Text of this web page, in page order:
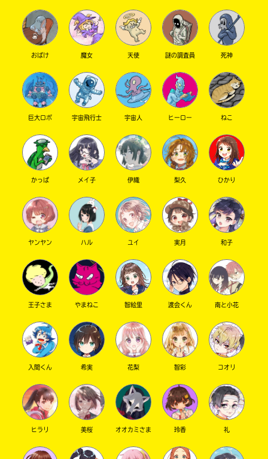
Loading ...
手作りチョコ、ぼくもたべたーい♪
【uiちゃんへ】
良いよ良いよ！ポプ友OK！
【恋バナ】
いますか？私は音楽の授業の時に、チェロを弾
いてるんですけど。（各クラス３人）一緒に弾
いてる男子がめっちゃ話しかけてくるんです。
さくら@桜はまだ咲かない さん ／ 女性 ／ 中学1年
2022.01.13 読まれてるよ !! わかる
おばけ 魔女 天使 謎の調査員 死神
巨大ロボ 宇宙飛行士 宇宙人 ヒーロー ねこ
かっぱ メイ子 伊織 梨久 ひかり
ヤンヤン ハル ユイ 実月 和子
王子さま やまねこ 智絵里 渡会くん 南と小花
入間くん 希実 花梨 智彩 コオリ
ヒラリ 美桜 オオカミさま 玲香 礼
い
力
内
ラ
ー
る
の
一
度
て
み
戻